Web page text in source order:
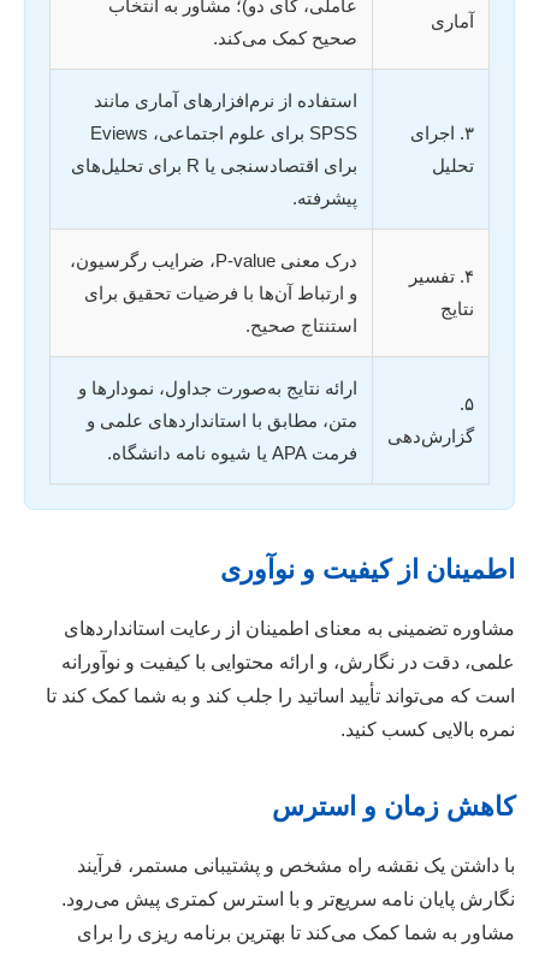
آماری
عاملی، کای دو)؛ مشاور به انتخاب
صحیح کمک می‌کند.
۳. اجرای
تحلیل
استفاده از نرم‌افزارهای آماری مانند
SPSS برای علوم اجتماعی، Eviews
برای اقتصادسنجی یا R برای تحلیل‌های
پیشرفته.
۴. تفسیر
نتایج
درک معنی P-value، ضرایب رگرسیون،
و ارتباط آن‌ها با فرضیات تحقیق برای
استنتاج صحیح.
۵.
گزارش‌دهی
ارائه نتایج به‌صورت جداول، نمودارها و
متن، مطابق با استانداردهای علمی و
فرمت APA یا شیوه نامه دانشگاه.
اطمینان از کیفیت و نوآوری
مشاوره تضمینی به معنای اطمینان از رعایت استانداردهای
علمی، دقت در نگارش، و ارائه محتوایی با کیفیت و نوآورانه
است که می‌تواند تأیید اساتید را جلب کند و به شما کمک کند تا
نمره بالایی کسب کنید.
کاهش زمان و استرس
با داشتن یک نقشه راه مشخص و پشتیبانی مستمر، فرآیند
نگارش پایان نامه سریع‌تر و با استرس کمتری پیش می‌رود.
مشاور به شما کمک می‌کند تا بهترین برنامه ریزی را برای